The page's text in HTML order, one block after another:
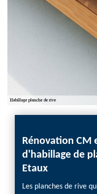
Rénovation CM
d'habillage de
Etaux
Les planches de rive